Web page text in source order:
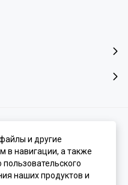
Карта сайта
и другие
в навигации, а также
наших продуктов и